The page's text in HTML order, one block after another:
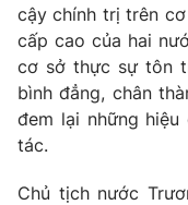
THỜI BÁO VTV
Theo dõi báo trên
cậy chính trị trên
cấp cao của hai
cơ sở thực sự tôn
bình đẳng, chân
đem lại những
tác.
Chủ tịch nước